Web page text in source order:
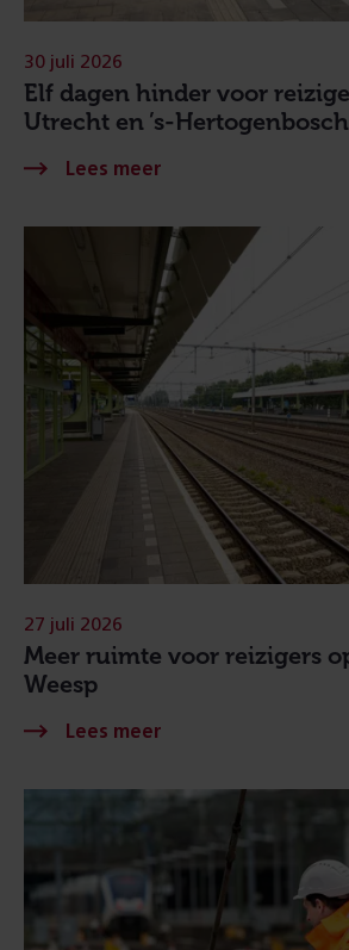
Elf dagen hinder voor
Utrecht en ’s-Hertogenbosch
30 juli 2026
Meer ruimte voor reizigers
Weesp
27 juli 2026